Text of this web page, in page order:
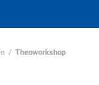
Theoworkshop